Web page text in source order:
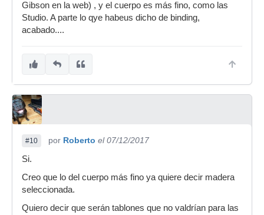
Gibson en la web) , y el cuerpo es más fino, como las
Studio. A parte lo qye habeus dicho de binding,
acabado....
#10 por Roberto el 07/12/2017
Si.
Creo que lo del cuerpo más fino ya quiere decir madera
seleccionada.
Quiero decir que serán tablones que no valdrían para las